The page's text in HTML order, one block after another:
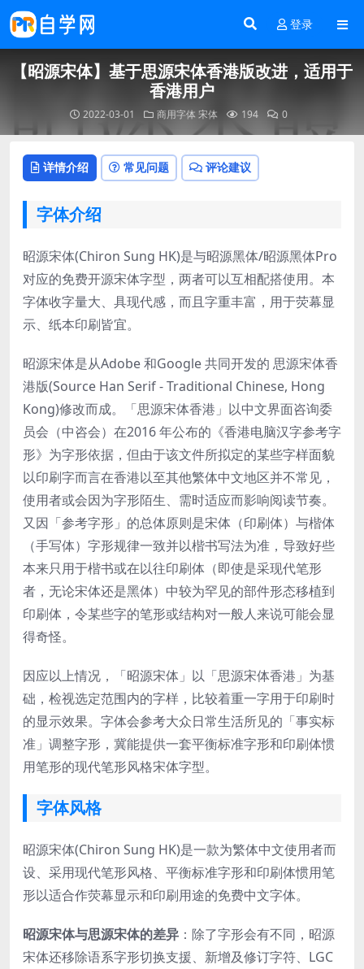
登录
【昭源宋体】基于思源宋体香港版改进，适用于
香港用户
2022-03-01 商用字体宋体 194 0
详情介绍 常见问题 评论建议
字体介绍
昭源宋体(Chiron Sung HK)是与昭源黑体/昭源黑体Pro
对应的免费开源宋体字型，两者可以互相配搭使用。本
字体收字量大、具现代感，而且字重丰富，用于荧幕显
示、纸本印刷皆宜。
昭源宋体是从Adobe 和Google 共同开发的 思源宋体香
港版(Source Han Serif - Traditional Chinese, Hong
Kong)修改而成。「思源宋体香港」以中文界面咨询委
员会（中咨会）在2016 年公布的《香港电脑汉字参考字
形》为字形依据，但由于该文件所拟定的某些字样面貌
以印刷字而言在香港以至其他繁体中文地区并不常见，
使用者或会因为字形陌生、需时适应而影响阅读节奏。
又因「参考字形」的总体原则是宋体（印刷体）与楷体
（手写体）字形规律一致并以楷书写法为准，导致好些
本来只用于楷书或在以往印刷体（即使是采现代笔形
者，无论宋体还是黑体）中较为罕见的部件形态移植到
印刷体，令某些字的笔形或结构对一般人来说可能会显
得奇怪。
因应以上情况，「昭源宋体」以「思源宋体香港」为基
础，检视选定范围内的字样，比较着重一字用于印刷时
的显示效果。字体会参考大众日常生活所见的「事实标
准」调整字形，冀能提供一套平衡标准字形和印刷体惯
用笔形的现代笔形风格宋体字型。
字体风格
昭源宋体(Chiron Sung HK)是一款为繁体中文使用者而
设、采用现代笔形风格、平衡标准字形和印刷体惯用笔
形以适合作荧幕显示和印刷用途的免费中文字体。
昭源宋体与思源宋体的差异 ：除了字形会有不同，昭源
宋体还移除语系字形切换支援、新增及修订字符、LGC